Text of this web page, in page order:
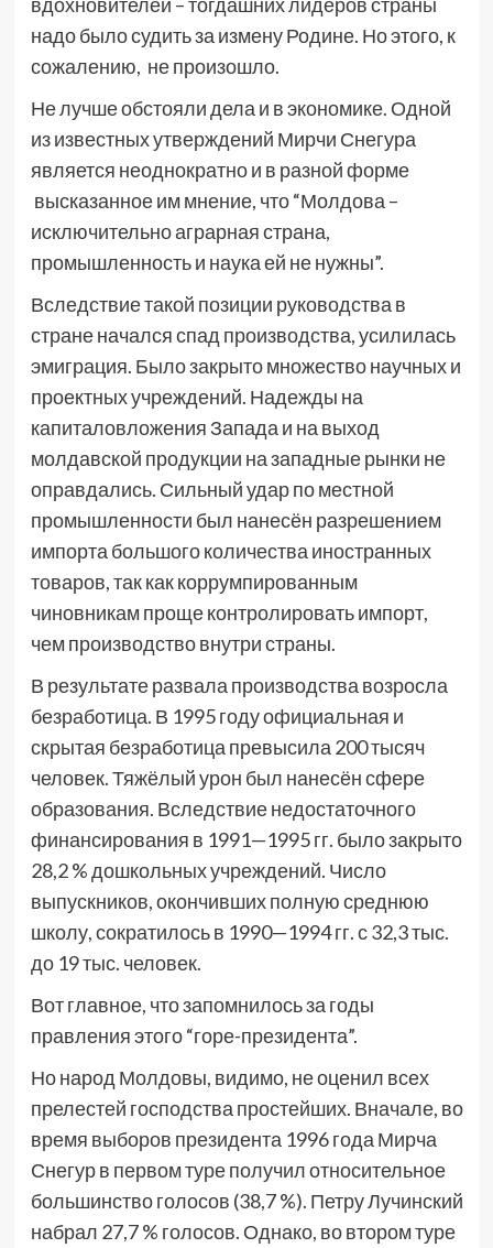
надо было судить за измену Родине. Но этого, к
сожалению, не произошло.
Не лучше обстояли дела и в экономике. Одной
из известных утверждений Мирчи Снегура
является неоднократно и в разной форме
высказанное им мнение, что “Молдова –
исключительно аграрная страна,
промышленность и наука ей не нужны”.
Вследствие такой позиции руководства в
стране начался спад производства, усилилась
эмиграция. Было закрыто множество научных и
проектных учреждений. Надежды на
капиталовложения Запада и на выход
молдавской продукции на западные рынки не
оправдались. Сильный удар по местной
промышленности был нанесён разрешением
импорта большого количества иностранных
товаров, так как коррумпированным
чиновникам проще контролировать импорт,
чем производство внутри страны.
В результате развала производства возросла
безработица. В 1995 году официальная и
скрытая безработица превысила 200 тысяч
человек. Тяжёлый урон был нанесён сфере
образования. Вследствие недостаточного
финансирования в 1991—1995 гг. было закрыто
28,2 % дошкольных учреждений. Число
выпускников, окончивших полную среднюю
школу, сократилось в 1990—1994 гг. с 32,3 тыс.
до 19 тыс. человек.
Вот главное, что запомнилось за годы
правления этого “горе-президента”.
Но народ Молдовы, видимо, не оценил всех
прелестей господства простейших. Вначале, во
время выборов президента 1996 года Мирча
Снегур в первом туре получил относительное
большинство голосов (38,7 %). Петру Лучинский
набрал 27,7 % голосов. Однако, во втором туре